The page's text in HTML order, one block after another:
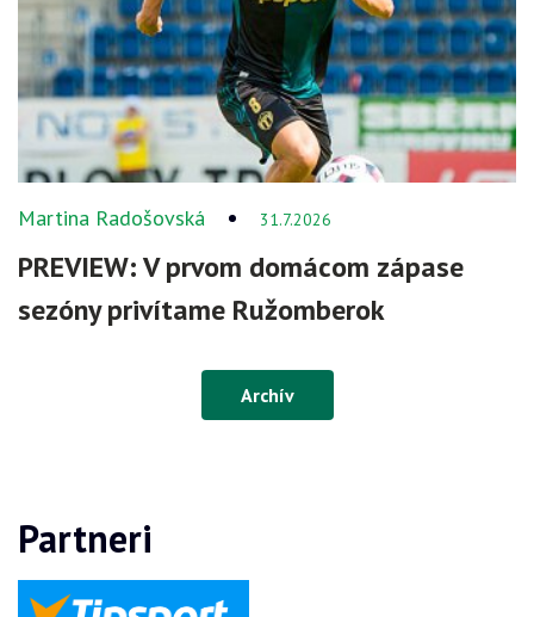
Martina Radošovská 31.7.2026
PREVIEW: V prvom domácom zápase
sezóny privítame Ružomberok
Archív
Partneri